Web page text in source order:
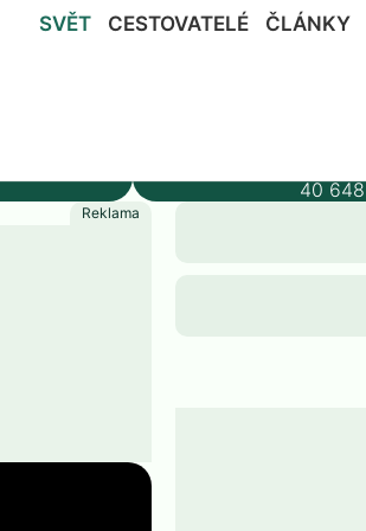
SVĚT CESTOVATELÉ ČLÁNKY
40 648